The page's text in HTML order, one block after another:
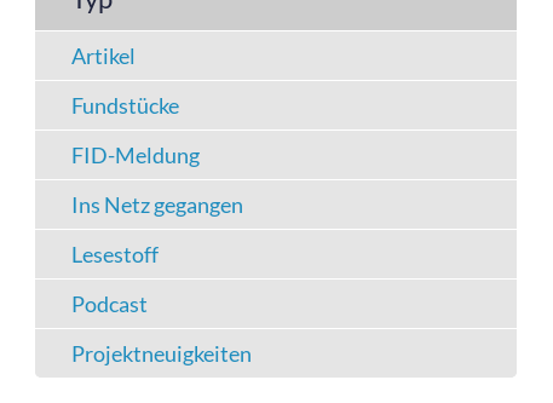
Artikel
Fundstücke
FID-Meldung
Ins Netz gegangen
Lesestoff
Podcast
Projektneuigkeiten